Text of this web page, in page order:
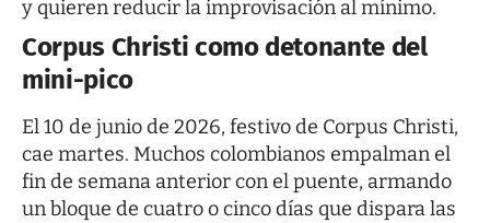
y quieren reducir la improvisación al mínimo.
Corpus Christi como detonante del
mini-pico
El 10 de junio de 2026, festivo de Corpus Christi,
cae martes. Muchos colombianos empalman el
fin de semana anterior con el puente, armando
un bloque de cuatro o cinco días que dispara las